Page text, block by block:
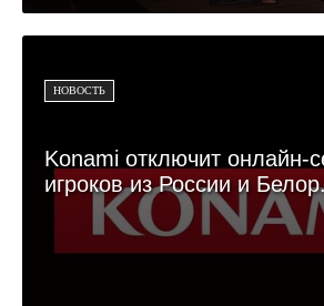
НОВОСТЬ
Konami отключит онлайн-
игроков из России и